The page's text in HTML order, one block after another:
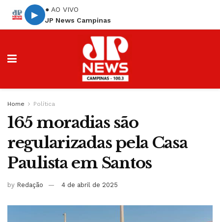
▶
● AO VIVO
JP News Campinas
Home Política
165 moradias são
regularizadas pela Casa
Paulista em Santos
by Redação 4 de abril de 2025